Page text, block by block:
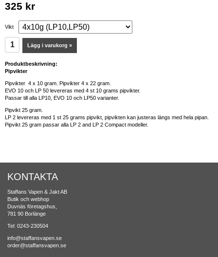
325 kr
Vikt
Lägg i varukorg »
Produktbeskrivning:
Pipvikter
Pipvikter 4 x 10 gram. Pipvikter 4 x 22 gram.
EVO 10 och LP 50 levereras med 4 st 10 grams pipvikter.
Passar till alla LP10, EVO 10 och LP50 varianter.
Pipvikt 25 gram.
LP 2 levereras med 1 st 25 grams pipvikt, pipvikten kan justeras längs med hela pipan.
Pipvikt 25 gram passar alla LP 2 and LP 2 Compact modeller.
KONTAKTA
Staffans Vapen & Jakt AB
Butik och webhop
Duvnäs företagshus,
781 90 Borlänge
Tel: 0243-230504
info@staffansvapen.se
order@staffansvapen.se